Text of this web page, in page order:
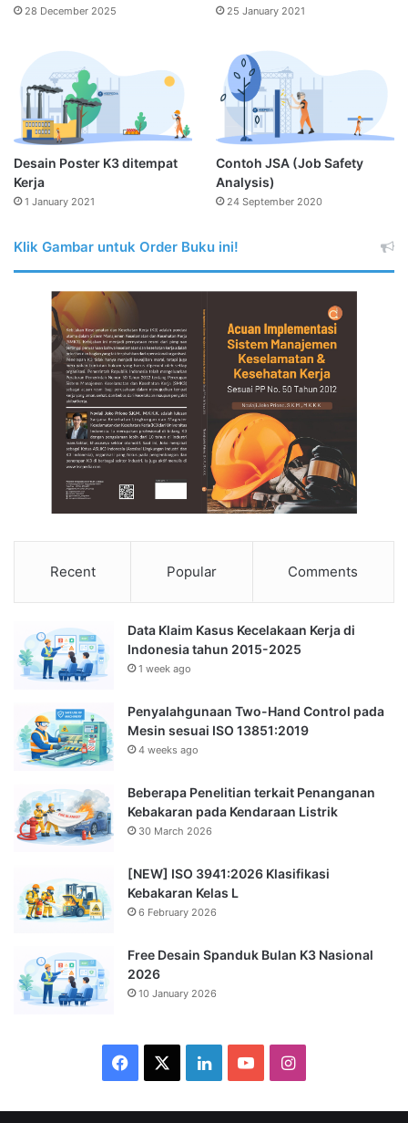
28 December 2025 25 January 2021
Desain Poster K3 ditempat
Kerja
1 January 2021
Contoh JSA (Job Safety
Analysis)
24 September 2020
Klik Gambar untuk Order Buku ini!
Recent Popular Comments
Data Klaim Kasus Kecelakaan Kerja di
Indonesia tahun 2015-2025
1 week ago
Penyalahgunaan Two-Hand Control pada
Mesin sesuai ISO 13851:2019
4 weeks ago
Beberapa Penelitian terkait Penanganan
Kebakaran pada Kendaraan Listrik
30 March 2026
[NEW] ISO 3941:2026 Klasifikasi
Kebakaran Kelas L
6 February 2026
Free Desain Spanduk Bulan K3 Nasional
2026
10 January 2026
Facebook LinkedInYouTubeInstagram